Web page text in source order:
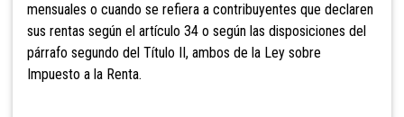
mensuales o cuando se refiera a contribuyentes que declaren
sus rentas según el artículo 34 o según las disposiciones del
párrafo segundo del Título II, ambos de la Ley sobre
Impuesto a la Renta.